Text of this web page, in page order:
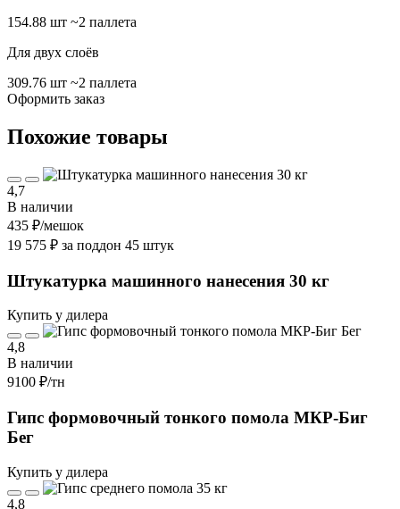
154.88 шт ~2 паллета
Для двух слоёв
309.76 шт ~2 паллета
Оформить заказ
Похожие товары
4,7
В наличии
435 ₽/мешок
19 575 ₽ за поддон 45 штук
Штукатурка машинного нанесения 30 кг
Купить у дилера
4,8
В наличии
9100 ₽/тн
Гипс формовочный тонкого помола МКР-Биг
Бег
Купить у дилера
4,8